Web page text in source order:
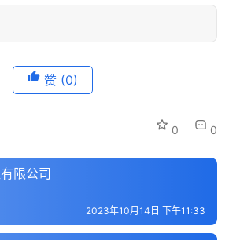
赞 (0)
0 0
限公司
2023年10月14日 下午11:33